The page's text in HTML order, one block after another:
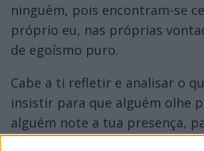
ninguém, pois encontram-se
próprio eu, nas próprias
de egoísmo puro.
Cabe a ti refletir e analisar o
insistir para que alguém olhe
alguém note a tua presença,